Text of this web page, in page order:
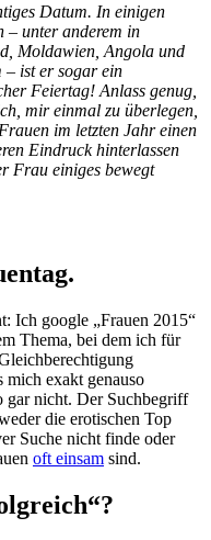
Datum. In einigen
– unter anderem in
Moldawien, Angola und
– ist er sogar ein
Feiertag! Anlass genug,
mir einmal zu überlegen,
im letzten Jahr einen
Eindruck hinterlassen
Frau einiges bewegt
Ich google „Frauen 2015“
Thema, bei dem ich für
mich exakt genauso
gar nicht. Der Suchbegriff
die erotischen Top
Suche nicht finde oder
oft einsam sind.